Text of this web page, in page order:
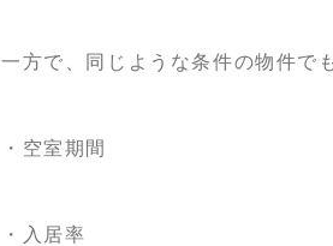
一方で、同じような条件の物件で
・空室期間
・入居率